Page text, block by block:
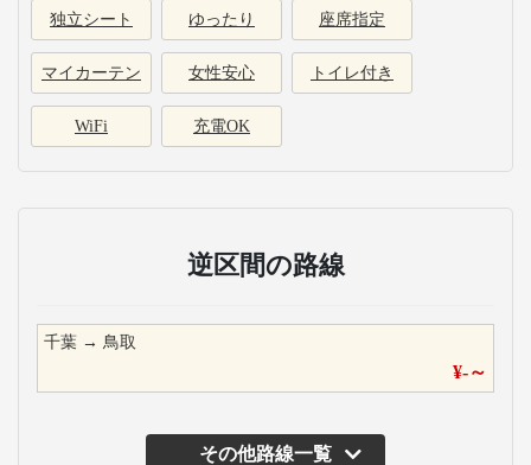
独立シート ゆったり 座席指定
マイカーテン 女性安心 トイレ付き
WiFi 充電OK
逆区間の路線
千葉 → 鳥取
¥-～
その他路線一覧